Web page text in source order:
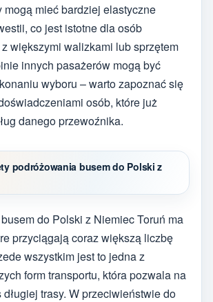
mogą mieć bardziej elastyczne
co jest istotne dla osób
większymi walizkami lub sprzętem
innych pasażerów mogą być
wyboru – warto zapoznać się
osób, które już
danego przewoźnika.
podróżowania busem do Polski z
do Polski z Niemiec Toruń ma
przyciągają coraz większą liczbę
wszystkim jest to jedna z
form transportu, która pozwala na
trasy. W przeciwieństwie do